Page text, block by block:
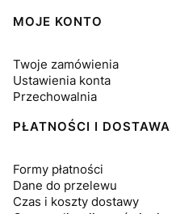
MOJE KONTO
Twoje zamówienia
Ustawienia konta
Przechowalnia
PŁATNOŚCI I DOSTAWA
Formy płatności
Dane do przelewu
Czas i koszty dostawy